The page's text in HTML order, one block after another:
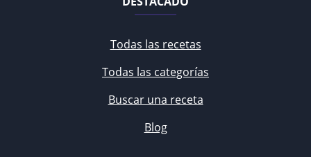
Todas las recetas
Todas las categorías
Buscar una receta
Blog